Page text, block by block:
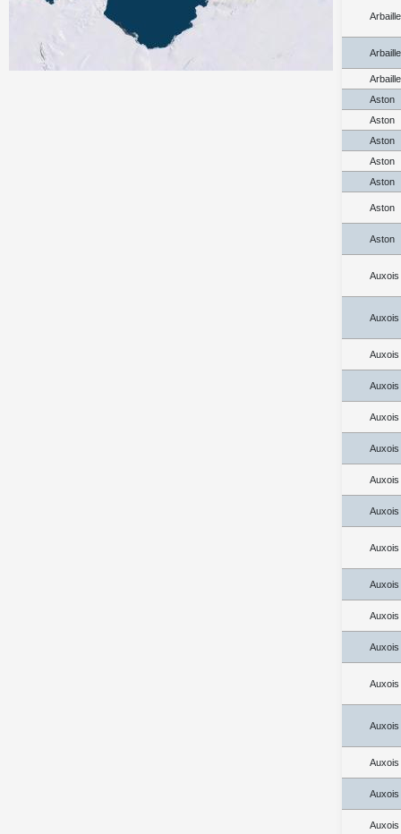
Aston
Aston
Aston
Aston
Aston
Aston
Aston
Auxois
Auxois
Auxois
Auxois
Auxois
Auxois
Auxois
Auxois
Auxois
Auxois
Auxois
Auxois
Auxois
Auxois
Auxois
Auxois
Auxois